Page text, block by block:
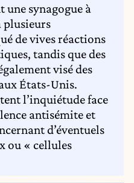
une synagogue à
plusieurs
de vives réactions
tandis que des
visé des
États-Unis.
l’inquiétude face
antisémite et
d’éventuels
ou « cellules